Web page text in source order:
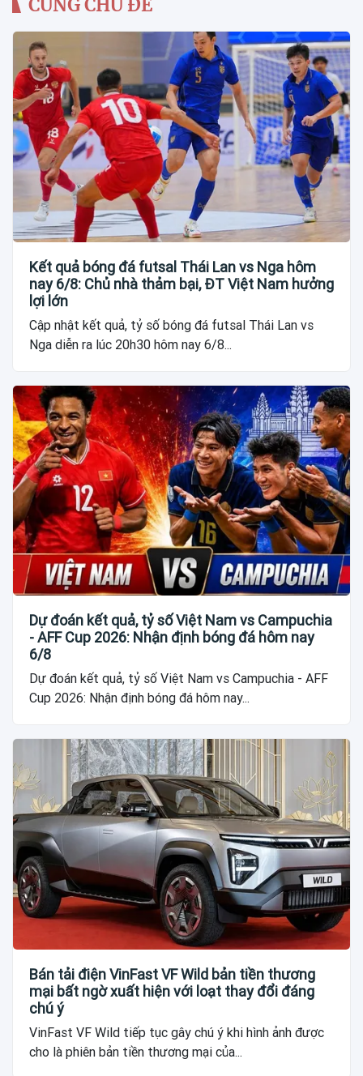
CÙNG CHỦ ĐỀ
Kết quả bóng đá futsal Thái Lan vs Nga hôm
nay 6/8: Chủ nhà thảm bại, ĐT Việt Nam hưởng
lợi lớn
Cập nhật kết quả, tỷ số bóng đá futsal Thái Lan vs
Nga diễn ra lúc 20h30 hôm nay 6/8...
Dự đoán kết quả, tỷ số Việt Nam vs Campuchia
- AFF Cup 2026: Nhận định bóng đá hôm nay
6/8
Dự đoán kết quả, tỷ số Việt Nam vs Campuchia - AFF
Cup 2026: Nhận định bóng đá hôm nay...
Bán tải điện VinFast VF Wild bản tiền thương
mại bất ngờ xuất hiện với loạt thay đổi đáng
chú ý
VinFast VF Wild tiếp tục gây chú ý khi hình ảnh được
cho là phiên bản tiền thương mại của...